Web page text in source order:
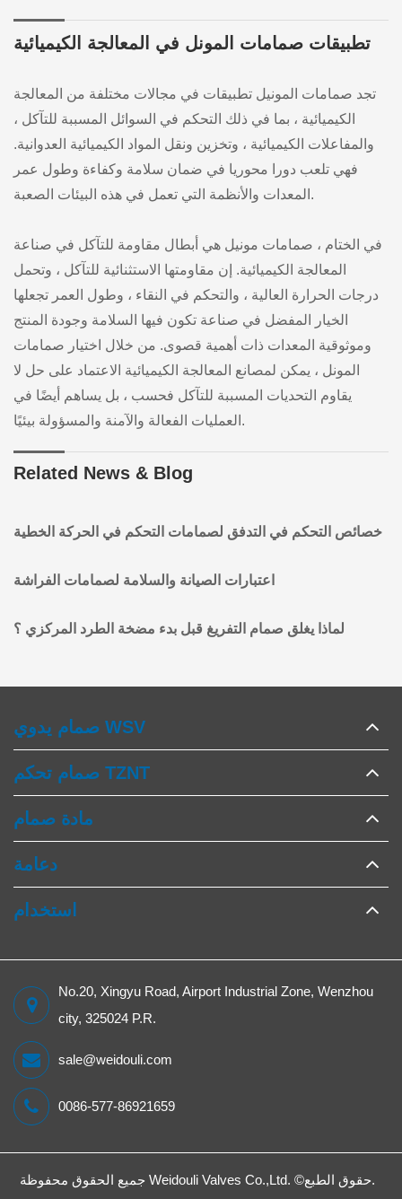
تطبيقات صمامات المونل في المعالجة الكيميائية
تجد صمامات المونيل تطبيقات في مجالات مختلفة من المعالجة
الكيميائية ، بما في ذلك التحكم في السوائل المسببة للتآكل ،
والمفاعلات الكيميائية ، وتخزين ونقل المواد الكيميائية العدوانية.
فهي تلعب دورا محوريا في ضمان سلامة وكفاءة وطول عمر
المعدات والأنظمة التي تعمل في هذه البيئات الصعبة.
في الختام ، صمامات مونيل هي أبطال مقاومة للتآكل في صناعة
المعالجة الكيميائية. إن مقاومتها الاستثنائية للتآكل ، وتحمل
درجات الحرارة العالية ، والتحكم في النقاء ، وطول العمر تجعلها
الخيار المفضل في صناعة تكون فيها السلامة وجودة المنتج
وموثوقية المعدات ذات أهمية قصوى. من خلال اختيار صمامات
المونل ، يمكن لمصانع المعالجة الكيميائية الاعتماد على حل لا
يقاوم التحديات المسببة للتآكل فحسب ، بل يساهم أيضًا في
العمليات الفعالة والآمنة والمسؤولة بيئيًا.
Related News & Blog
خصائص التحكم في التدفق لصمامات التحكم في الحركة الخطية
اعتبارات الصيانة والسلامة لصمامات الفراشة
لماذا يغلق صمام التفريغ قبل بدء مضخة الطرد المركزي ؟
صمام يدوي WSV
صمام تحكم TZNT
مادة صمام
دعامة
استخدام
No.20, Xingyu Road, Airport Industrial Zone, Wenzhou
city, 325024 P.R.
sale@weidouli.com
0086-577-86921659
حقوق الطبع© Weidouli Valves Co.,Ltd.
جميع الحقوق محفوظة.